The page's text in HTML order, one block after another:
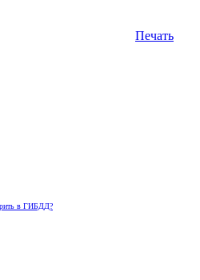
Печать
в ГИБДД?